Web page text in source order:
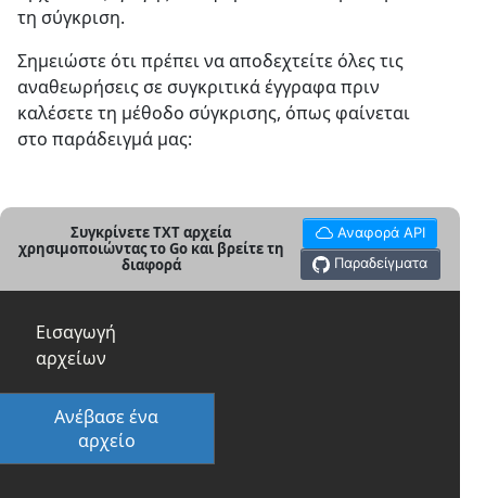
τη σύγκριση.
Σημειώστε ότι πρέπει να αποδεχτείτε όλες τις
αναθεωρήσεις σε συγκριτικά έγγραφα πριν
καλέσετε τη μέθοδο σύγκρισης, όπως φαίνεται
στο παράδειγμά μας:
Συγκρίνετε TXT αρχεία
χρησιμοποιώντας το Go και βρείτε τη
διαφορά
Αναφορά API
Παραδείγματα
Εισαγωγή
αρχείων
Ανέβασε ένα
αρχείο